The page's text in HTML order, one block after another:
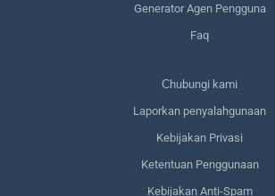
Generator Agen Pengguna
Faq
Сhubungi kami
Laporkan penyalahgunaan
Kebijakan Privasi
Ketentuan Penggunaan
Kebijakan Anti-Spam